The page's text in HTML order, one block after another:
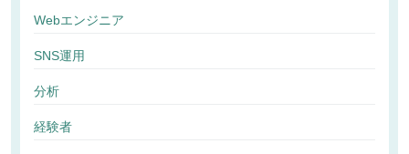
Webエンジニア
SNS運用
分析
経験者